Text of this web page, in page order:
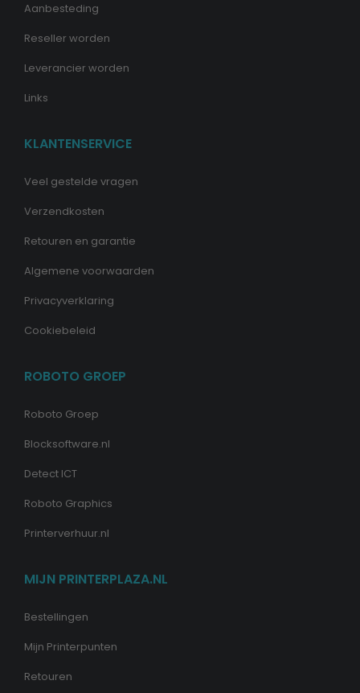
Aanbesteding
Reseller worden
Leverancier worden
Links
KLANTENSERVICE
Veel gestelde vragen
Verzendkosten
Retouren en garantie
Algemene voorwaarden
Privacyverklaring
Cookiebeleid
ROBOTO GROEP
Roboto Groep
Blocksoftware.nl
Detect ICT
Roboto Graphics
Printerverhuur.nl
MIJN PRINTERPLAZA.NL
Bestellingen
Mijn Printerpunten
Retouren